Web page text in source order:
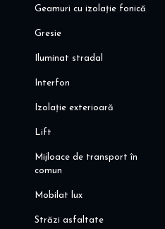
Geamuri cu izolație fonică
Gresie
Iluminat stradal
Interfon
Izolație exterioară
Lift
Mijloace de transport în
comun
Mobilat lux
Străzi asfaltate